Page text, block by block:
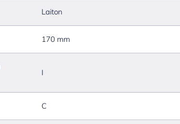
Laiton
170 mm
I
C